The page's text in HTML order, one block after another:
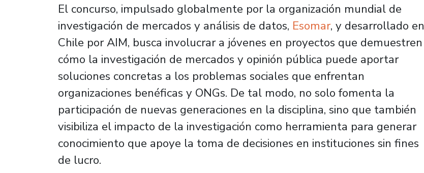
El concurso, impulsado globalmente por la organización mundial de
investigación de mercados y análisis de datos, Esomar, y desarrollado en
Chile por AIM, busca involucrar a jóvenes en proyectos que demuestren
cómo la investigación de mercados y opinión pública puede aportar
soluciones concretas a los problemas sociales que enfrentan
organizaciones benéficas y ONGs. De tal modo, no solo fomenta la
participación de nuevas generaciones en la disciplina, sino que también
visibiliza el impacto de la investigación como herramienta para generar
conocimiento que apoye la toma de decisiones en instituciones sin fines
de lucro.